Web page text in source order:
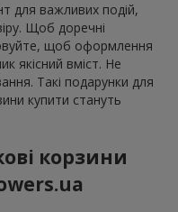
для важливих подій,
Щоб доречні
щоб оформлення
якісний вміст. Не
Такі подарунки для
купити стануть
корзини